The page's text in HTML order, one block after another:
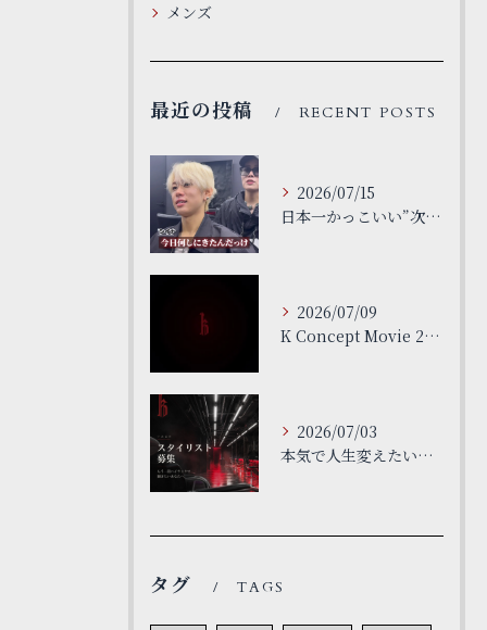
メンズ
最近の投稿 RECENT POSTS
2026/07/15
日本一かっこいい”次世代”サロン
2026/07/09
K Concept Movie 26ss
2026/07/03
本気で人生変えたい人だけで大丈夫です。
タグ TAGS